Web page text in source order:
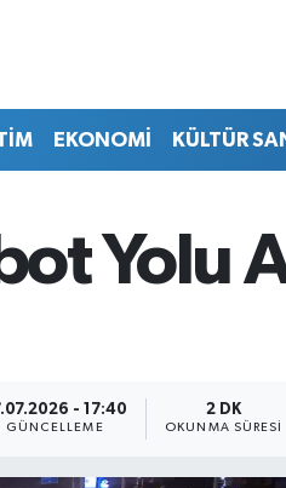
EKONOMİ KÜLTÜR
Yolu
- 17:40
GÜNCELLEME
2 DK
OKUNMA SÜRESI